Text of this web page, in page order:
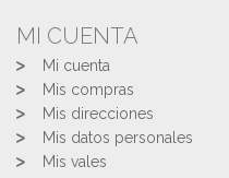
MI CUENTA
Mi cuenta
Mis compras
Mis direcciones
Mis datos personales
Mis vales